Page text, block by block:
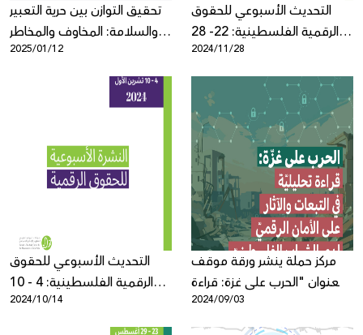
تحقيق التوازن بين حرية التعبير
والسلامة: المخاوف والمخاطر
بشأن سياسات ميتا الجديدة
وتأثيرها على الفلسطينيين
2025/01/12
التحديث الأسبوعي للحقوق
الرقمية الفلسطينية: 22- 28
تشرين الثاني
2024/11/28
التحديث الأسبوعي للحقوق
الرقمية الفلسطينية: 4 - 10
تشرين الأول
2024/10/14
مركز حملة ينشر ورقة موقف
بعنوان "الحرب على غزة: قراءة
تحليليّة في التبعات والآثار على
الأمان الرقميّ لدى الشباب
2024/09/03